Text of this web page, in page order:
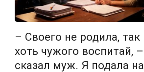
– Своего не родила, так
хоть чужого воспитай, –
сказал муж. Я подала на